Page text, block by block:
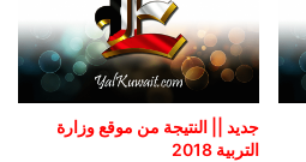
جديد || النتيجة من موقع وزارة
التربية 2018